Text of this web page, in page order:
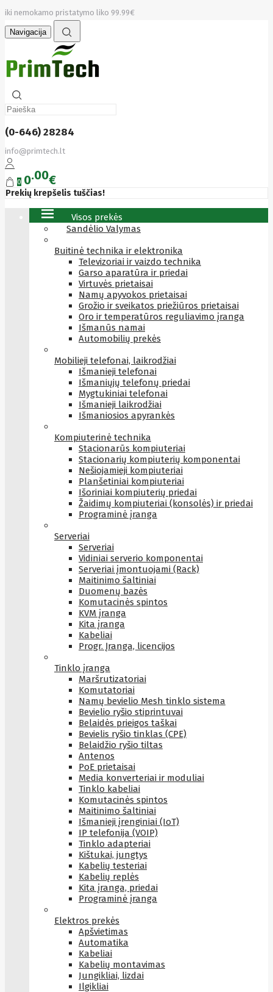
iki nemokamo pristatymo liko 99.99€
Navigacija
(0-646) 28284
info@primtech.lt
0 0 00€
Prekių krepšelis tuščias!
Visos prekės
Sandėlio Valymas
Buitinė technika ir elektronika
Televizoriai ir vaizdo technika
Garso aparatūra ir priedai
Virtuvės prietaisai
Namų apyvokos prietaisai
Grožio ir sveikatos priežiūros prietaisai
Oro ir temperatūros reguliavimo įranga
Išmanūs namai
Automobilių prekės
Mobilieji telefonai, laikrodžiai
Išmanieji telefonai
Išmaniųjų telefonų priedai
Mygtukiniai telefonai
Išmanieji laikrodžiai
Išmaniosios apyrankės
Kompiuterinė technika
Stacionarūs kompiuteriai
Stacionarių kompiuterių komponentai
Nešiojamieji kompiuteriai
Planšetiniai kompiuteriai
Išoriniai kompiuterių priedai
Žaidimų kompiuteriai (konsolės) ir priedai
Programinė įranga
Serveriai
Serveriai
Vidiniai serverio komponentai
Serveriai įmontuojami (Rack)
Maitinimo šaltiniai
Duomenų bazės
Komutacinės spintos
KVM įranga
Kita įranga
Kabeliai
Progr. Įranga, licencijos
Tinklo įranga
Maršrutizatoriai
Komutatoriai
Namų bevielio Mesh tinklo sistema
Bevielio ryšio stiprintuvai
Belaidės prieigos taškai
Bevielis ryšio tinklas (CPE)
Belaidžio ryšio tiltas
Antenos
PoE prietaisai
Media konverteriai ir moduliai
Tinklo kabeliai
Komutacinės spintos
Maitinimo šaltiniai
Išmanieji įrenginiai (IoT)
IP telefonija (VOIP)
Tinklo adapteriai
Kištukai, jungtys
Kabelių testeriai
Kabelių replės
Kita įranga, priedai
Programinė įranga
Elektros prekės
Apšvietimas
Automatika
Kabeliai
Kabelių montavimas
Jungikliai, lizdai
Ilgikliai